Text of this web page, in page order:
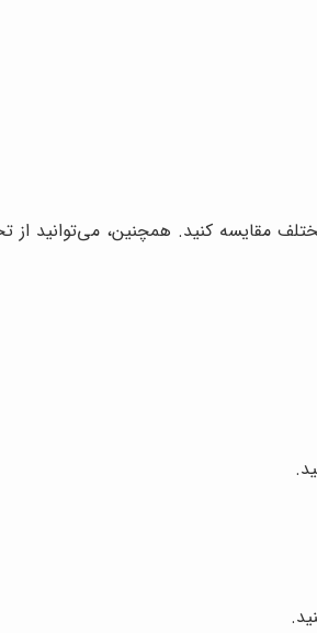
مقایسه کنید. همچنین، می‌توانید از